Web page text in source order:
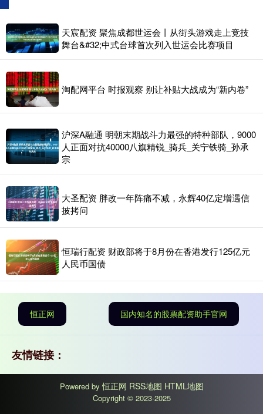
天宸配资 聚焦成都世运会丨从街头游戏走上竞技
舞台&#32;中式台球首次列入世运会比赛项目
淘配网平台 时报观察 别让补贴大战成为“新内卷”
沪深A融通 明朝末期战斗力最强的特种部队，9000
人正面对抗40000八旗精锐_骑兵_关宁铁骑_孙承
宗
大圣配资 胖改一年阵痛不减，永辉40亿定增遇信
披拷问
恒瑞行配资 财政部将于8月份在香港发行125亿元
人民币国债
恒正网 国内知名的股票配资助手官网
友情链接：
Powered by恒正网 RSS地图 HTML地图
Copyright © 2023-2025